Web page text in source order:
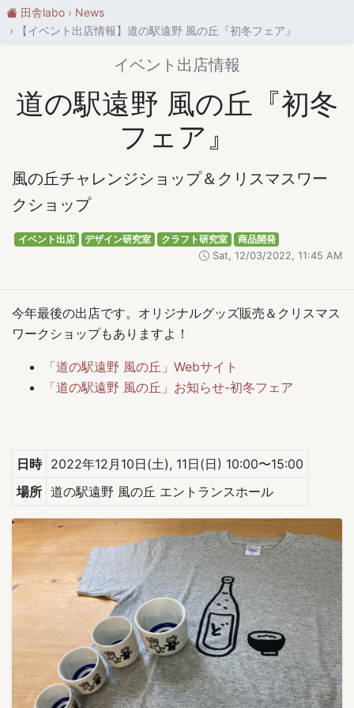
田舎labo
News
【イベント出店情報】道の駅遠野 風の丘『初冬フェア』
イベント出店情報
道の駅遠野 風の丘『初冬
フェア』
風の丘チャレンジショップ＆クリスマスワー
クショップ
イベント出店 デザイン研究室 クラフト研究室
商品開発
Sat, 12/03/2022, 11:45 AM
今年最後の出店です。オリジナルグッズ販売＆クリスマス
ワークショップもありますよ！
「道の駅遠野 風の丘」Webサイト
「道の駅遠野 風の丘」お知らせ-初冬フェア
日時
2022年12月10日(土), 11日(日) 10:00〜15:00
場所 道の駅遠野 風の丘 エントランスホール